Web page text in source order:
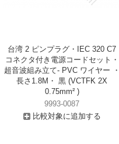
台湾 2 ピンプラグ・IEC 320 C7
コネクタ付き電源コードセット・
超音波組み立て- PVC ワイヤー
長さ1.8M・ 黒 (VCTFK 2X
0.75mm² )
9993-0087
比較対象に追加する